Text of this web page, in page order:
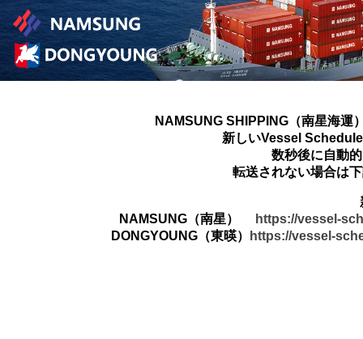
NAMSUNG SHIPPING（南星海運
新しいVessel
数秒後に自動
転送されない場合は
NAMSUNG（南星）
https://vessel-
DONGYOUNG（東暎）
https://vessel-